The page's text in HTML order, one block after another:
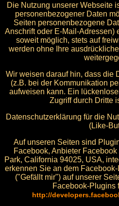
Die Nutzung unserer Webseite
personenbezogener Daten
Seiten personenbezogene
Anschrift oder E-Mail-Adressen)
soweit möglich, stets auf
werden ohne Ihre
Wir weisen darauf hin, dass die
(z.B. bei der Kommunikation
aufweisen kann. Ein
Zugriff durch Dritte
Datenschutzerklärung für die
(Like-
Auf unseren Seiten sind
Facebook, Anbieter
Park, California 94025, USA,
erkennen Sie an dem
("Gefällt mir") auf unserer
Facebook-Plugins
http://